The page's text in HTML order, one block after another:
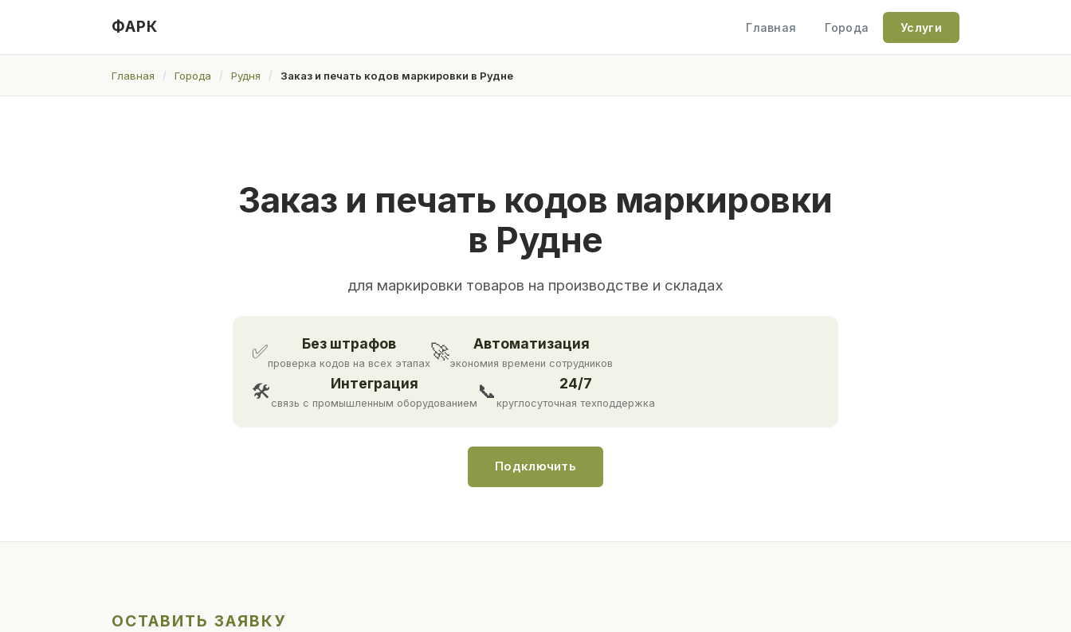
ФАРК Главная Города Услуги
Главная Города Рудня Заказ и печать кодов маркировки в Рудне
Заказ и печать кодов маркировки
в Рудне
для маркировки товаров на производстве и складах
✅ Без штрафов
проверка кодов на всех этапах
🚀 Автоматизация
экономия времени сотрудников
🛠 Интеграция
связь с промышленным оборудованием
📞 24/7
круглосуточная техподдержка
Подключить
ОСТАВИТЬ ЗАЯВКУ